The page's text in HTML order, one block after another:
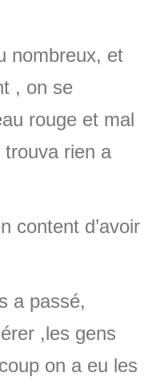
nombreux, et
, on se
rouge et mal
rien a
content d’avoir
a passé,
,les gens
on a eu les